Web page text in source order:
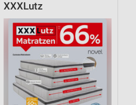
XXXLutz